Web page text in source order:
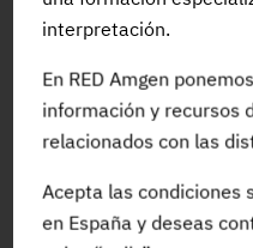
interpretación.
En RED Amgen
información y recursos
relacionados con las
Acepta las condiciones
en España y deseas
ACCEDE A